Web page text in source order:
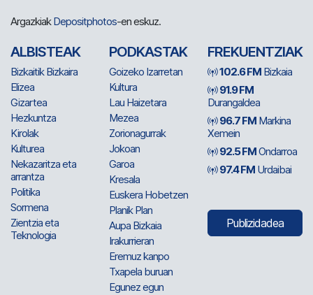
ArgazkiakDepositphotos-en eskuz.
ALBISTEAK
Bizkaitik Bizkaira
Elizea
Gizartea
Hezkuntza
Kirolak
Kulturea
Nekazaritza eta
arrantza
Politika
Sormena
Zientzia eta
Teknologia
PODKASTAK
Goizeko Izarretan
Kultura
Lau Haizetara
Mezea
Zorionagurrak
Jokoan
Garoa
Kresala
Euskera Hobetzen
Planik Plan
Aupa Bizkaia
Irakurrieran
Eremuz kanpo
Txapela buruan
Egunez egun
FREKUENTZIAK
102.6 FM Bizkaia
91.9 FM
Durangaldea
96.7 FM Markina
Xemein
92.5 FMOndarroa
97.4 FM Urdaibai
Publizidadea